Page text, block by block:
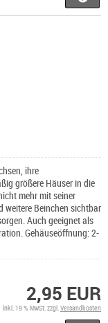
ihre
größere Häuser in die
mehr mit seiner
weitere Beinchen sichtbar
Auch geeignet als
Gehäuseöffnung: 2-
2,95 EUR
inkl. 19 % MwSt. zzgl. Versandkosten